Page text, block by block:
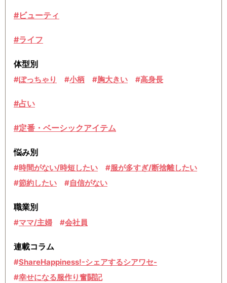
#ビューティ
#ライフ
体型別
ぽっちゃり 小柄 胸大きい 高身長
#占い
#定番・ベーシックアイテム
悩み別
時間がない/時短したい
服が多すぎ/断捨離したい
節約したい
自信がない
職業別
ママ/主婦 会社員
連載コラム
ShareHappiness!-シェアするシアワセ-
幸せになる服作り奮闘記